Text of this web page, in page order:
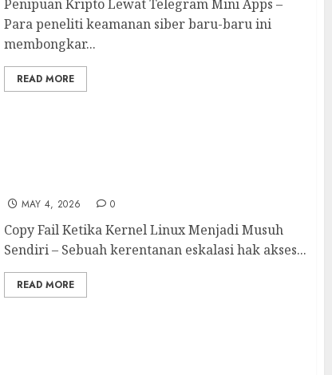
Penipuan Kripto Lewat Telegram Mini Apps –
Para peneliti keamanan siber baru-baru ini
membongkar...
READ MORE
MAY 4, 2026 0
Copy Fail Ketika Kernel Linux Menjadi Musuh
Sendiri – Sebuah kerentanan eskalasi hak akses...
READ MORE